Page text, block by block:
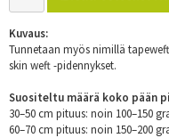
Kuvaus:
Tunnetaan myös nimillä
skin weft -pidennykset.
Suositeltu määrä koko pään
30–50 cm pituus: noin 100–150
60–70 cm pituus: noin 150–200